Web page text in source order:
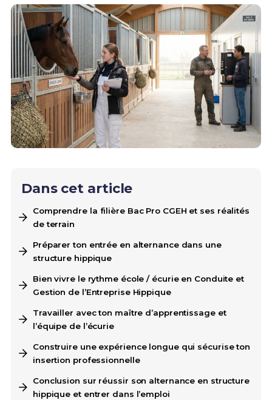
Dans cet article
Comprendre la filière Bac Pro CGEH et ses réalités
de terrain
Préparer ton entrée en alternance dans une
structure hippique
Bien vivre le rythme école / écurie en Conduite et
Gestion de l’Entreprise Hippique
Travailler avec ton maître d’apprentissage et
l’équipe de l’écurie
Construire une expérience longue qui sécurise ton
insertion professionnelle
Conclusion sur réussir son alternance en structure
hippique et entrer dans l’emploi